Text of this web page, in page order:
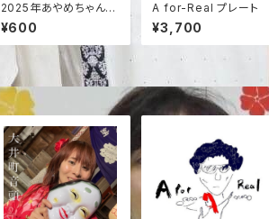
2025年あやめちゃん卓
上カレンダー
¥600
A for-Real プレート
¥3,700